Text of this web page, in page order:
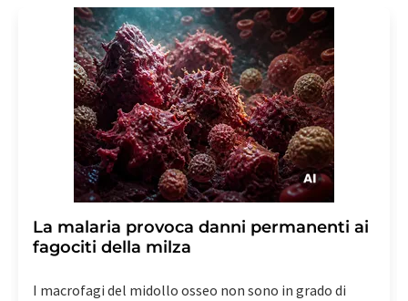
La malaria provoca danni permanenti ai
fagociti della milza
I macrofagi del midollo osseo non sono in grado di